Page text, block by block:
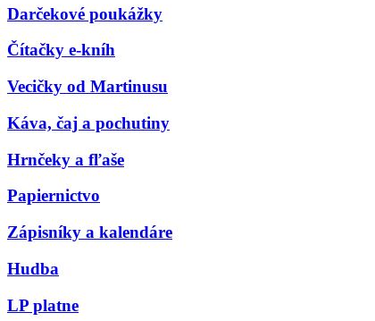
Darčekové poukážky
Čítačky e-kníh
Vecičky od Martinusu
Káva, čaj a pochutiny
Hrnčeky a fľaše
Papiernictvo
Zápisníky a kalendáre
Hudba
LP platne